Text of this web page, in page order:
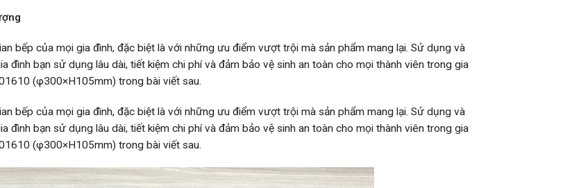
bếp của mọi gia đình, đặc biệt là với những ưu điểm vượt trội mà sản phẩm mang lại. Sử dụng và
đình bạn sử dụng lâu dài, tiết kiệm chi phí và đảm bảo vệ sinh an toàn cho mọi thành viên trong gia
(φ300×H105mm) trong bài viết sau.
bếp của mọi gia đình, đặc biệt là với những ưu điểm vượt trội mà sản phẩm mang lại. Sử dụng và
đình bạn sử dụng lâu dài, tiết kiệm chi phí và đảm bảo vệ sinh an toàn cho mọi thành viên trong gia
(φ300×H105mm) trong bài viết sau.